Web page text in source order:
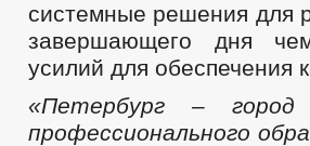
системные решения для
завершающего дня
усилий для обеспечения
«Петербург – город
профессионального